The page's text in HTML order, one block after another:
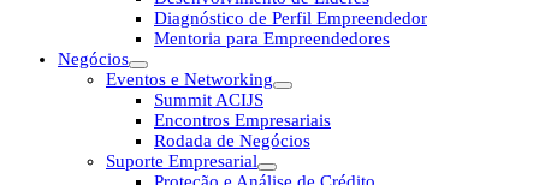
Diagnóstico de Perfil Empreendedor
Mentoria para Empreendedores
Negócios
Eventos e Networking
Summit ACIJS
Encontros Empresariais
Rodada de Negócios
Suporte Empresarial